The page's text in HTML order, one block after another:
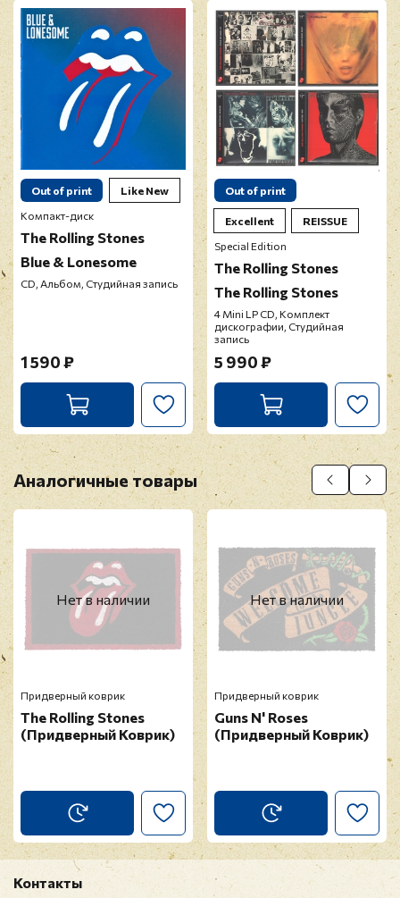
модерацию
Out of print
Like New
Компакт-диск
The Rolling Stones
Blue & Lonesome
CD, Альбом, Студийная запись
1 590 ₽
Out of print
Excellent
REISSUE
Special Edition
The Rolling Stones
The Rolling Stones
4 Mini LP CD, Комплект
дискографии, Студийная
запись
5 990 ₽
Аналогичные товары
Нет в наличии
Придверный коврик
The Rolling Stones
(Придверный Коврик)
Нет в наличии
Придверный коврик
Guns N' Roses
(Придверный Коврик)
Контакты